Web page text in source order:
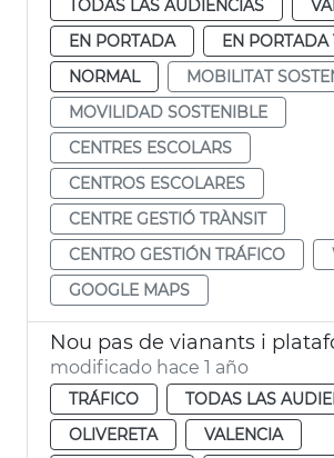
TODAS LAS AUDIENCIAS
EN PORTADA
EN PORTADA
NORMAL
MOBILITAT
MOVILIDAD SOSTENIBLE
CENTRES ESCOLARS
CENTROS ESCOLARES
CENTRE GESTIÓ TRÀNSIT
CENTRO GESTIÓN TRÁFICO
GOOGLE MAPS
modificado hace 1 año
TRÁFICO
TODAS LAS
OLIVERETA
VALENCIA